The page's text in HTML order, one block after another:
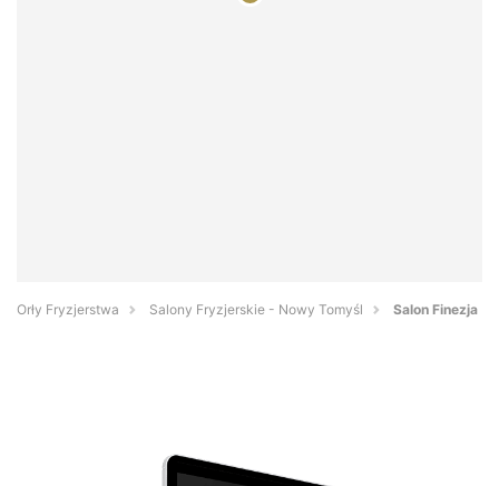
Orły Fryzjerstwa Salony Fryzjerskie - Nowy Tomyśl Salon Finezja